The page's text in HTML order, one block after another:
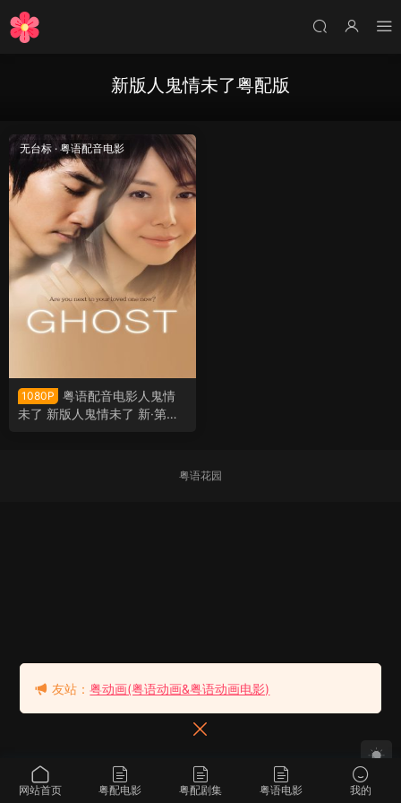
新版人鬼情未了粤配版
无台标 · 粤语配音电影
1080P
粤语配音电影人鬼情
未了 新版人鬼情未了 新·第六
粤语花园
网站首页 粤配电影 粤配剧集 粤语电影 我的
友站：粤动画(粤语动画&粤语动画电影)